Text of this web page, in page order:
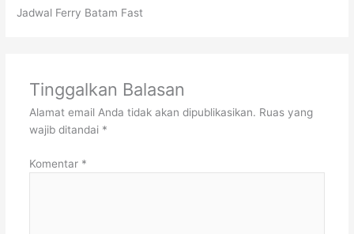
Jadwal Ferry Batam Fast
Tinggalkan Balasan
Alamat email Anda tidak akan dipublikasikan. Ruas yang
wajib ditandai *
Komentar *